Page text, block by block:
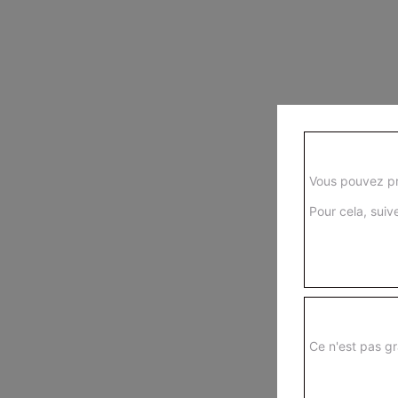
Vous pouvez
Pour cela,
Ce n'est pas